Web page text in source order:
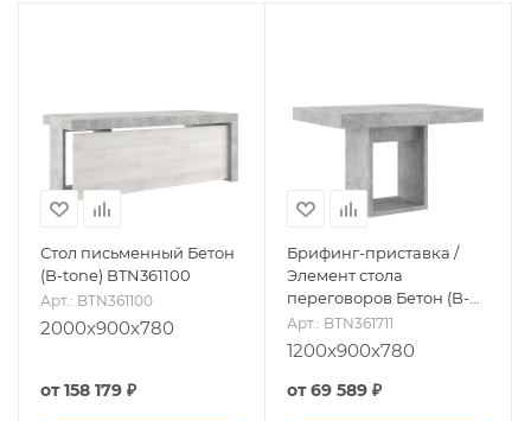
Стол письменный Бетон
(B-tone) BTN361100
Арт.: BTN361100
2000x900x780
от158 179 ₽
Брифинг-приставка /
Элемент стола
переговоров Бетон (B-
tone) BTN361711
Арт.: BTN361711
1200x900x780
от69 589 ₽